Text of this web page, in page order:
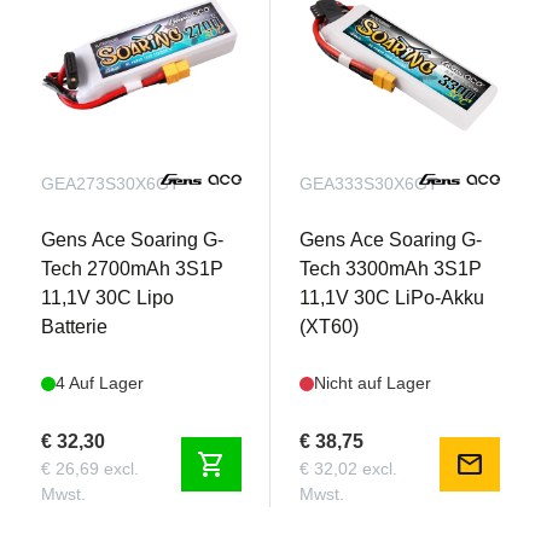
Differential Thrust & Motor Reversing: Für
verbessertes Bodenhandling und erweiterte
Flugeigenschaften.
Schwimmfähiges Design: Leicht umrüstbar für
1.2m/1.5m Modellen).
GEA273S30X6GT
Gens Ace Soaring G-
Tech 2700mAh 3S1P
11,1V 30C Lipo
Batterie
4 Auf Lager
€ 32,30
€ 26,69 excl.
Mwst.
shopping_cart
GEA333S30X6GT
Gens Ace Soaring G-
Tech 3300mAh 3S1P
11,1V 30C LiPo-Akku
(XT60)
Nicht auf Lager
€ 38,75
€ 32,02 excl.
Mwst.
mail